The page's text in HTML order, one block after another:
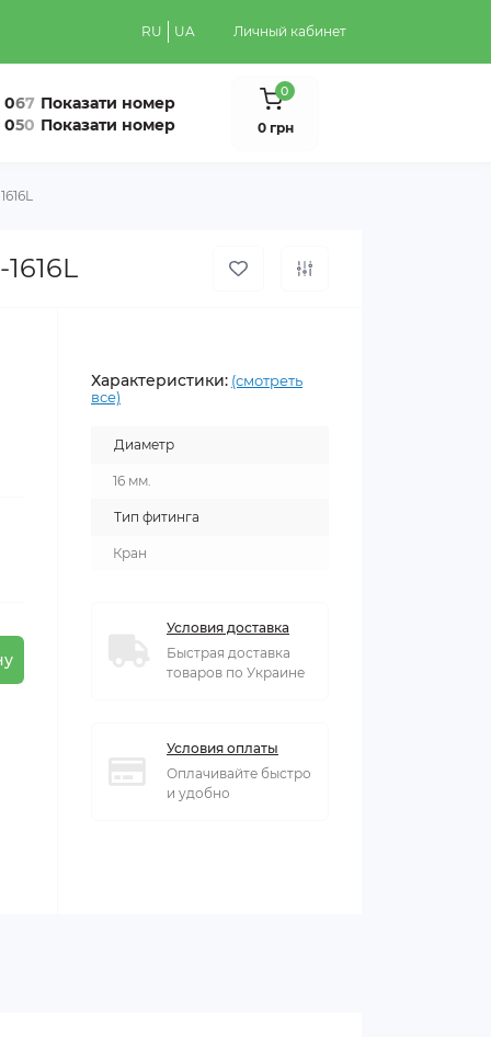
RU UA Личный кабинет
067 Показати номер
050 Показати номер
0
0 грн
Характеристики: (смотреть
все)
Диаметр
16 мм.
Тип фитинга
Кран
Условия доставка
Быстрая доставка
товаров по Украине
Условия оплаты
Оплачивайте быстро
и удобно